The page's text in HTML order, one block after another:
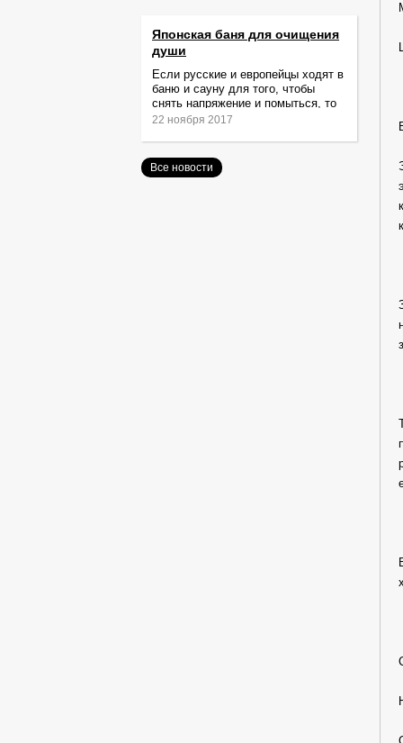
Японская баня для очищения
души
Если русские и европейцы ходят в
баню и сауну для того, чтобы
снять напряжение и помыться, то
жители Японии идут туда за
22 ноября 2017
Все новости